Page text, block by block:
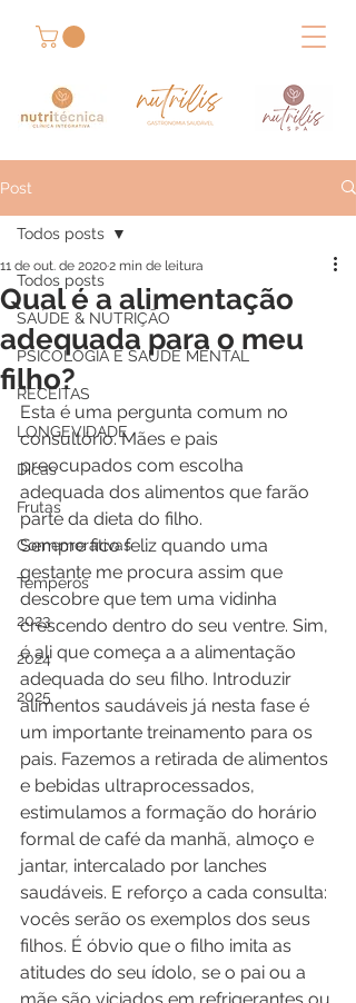
Post
Todos posts
SAÚDE & NUTRIÇÃO
PSICOLOGIA E SAÚDE MENTAL
RECEITAS
LONGEVIDADE
Dicas
Frutas
Comemorativas
Temperos
2023
2024
2025
Todos posts
Qual é a alimentação
adequada para o meu
filho?
11 de out. de 20202 min de leitura
Esta é uma pergunta comum no
consultório. Mães e pais
preocupados com escolha
adequada dos alimentos que farão
parte da dieta do filho.
Sempre fico feliz quando uma
gestante me procura assim que
descobre que tem uma vidinha
crescendo dentro do seu ventre. Sim,
é ali que começa a a alimentação
adequada do seu filho. Introduzir
alimentos saudáveis já nesta fase é
um importante treinamento para os
pais. Fazemos a retirada de alimentos
e bebidas ultraprocessados,
estimulamos a formação do horário
formal de café da manhã, almoço e
jantar, intercalado por lanches
saudáveis. E reforço a cada consulta:
vocês serão os exemplos dos seus
filhos. É óbvio que o filho imita as
atitudes do seu ídolo, se o pai ou a